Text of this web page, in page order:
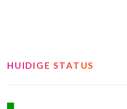
HUIDIGE STATUS